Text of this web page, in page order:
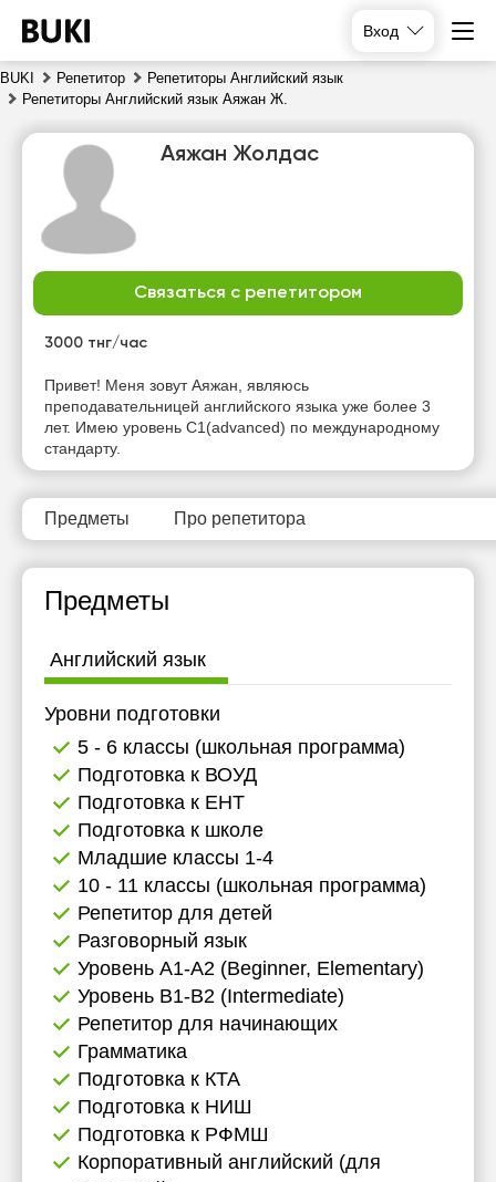
Вход
BUKI Репетитор
Репетиторы Английский язык
Репетиторы Английский язык Аяжан Ж.
Аяжан Жолдас
Связаться с репетитором
3000 тнг/час
Привет! Меня зовут Аяжан, являюсь
преподавательницей английского языка уже более 3
лет. Имею уровень C1(advanced) по международному
стандарту.
Предметы Про репетитора
Предметы
Английский язык
Уровни подготовки
5 - 6 классы (школьная программа)
Подготовка к ВОУД
Подготовка к ЕНТ
Подготовка к школе
Младшие классы 1-4
10 - 11 классы (школьная программа)
Репетитор для детей
Разговорный язык
Уровень А1-А2 (Beginner, Elementary)
Уровень B1-B2 (Intermediate)
Репетитор для начинающих
Грамматика
Подготовка к КТА
Подготовка к НИШ
Подготовка к РФМШ
Корпоративный английский (для
сб
вс
Нет
свободных
часов
Нет
свободных
часов
Нет
свободных
часов
свободных
часов